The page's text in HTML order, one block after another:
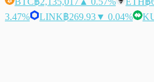
3.47%
LINK฿269.93▼ 0.04%